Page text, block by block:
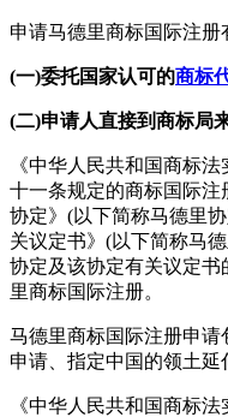
申请马德里商标国际注册
(一)委托国家认可的商标
(二)申请人直接到商标局
《中华人民共和国商标
十一条规定的商标国际注
协定》(以下简称马德里
关议定书》(以下简称马
协定及该协定有关议定
里商标国际注册。
马德里商标国际注册申
申请、指定中国的领土延
《中华人民共和国商标